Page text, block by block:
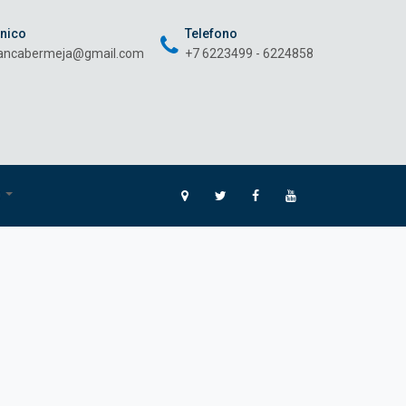
Telefono
+7 6223499 - 6224858